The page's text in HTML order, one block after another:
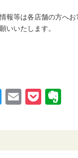
報等は各店舗の方へお
いいたします。
Twitter
Email